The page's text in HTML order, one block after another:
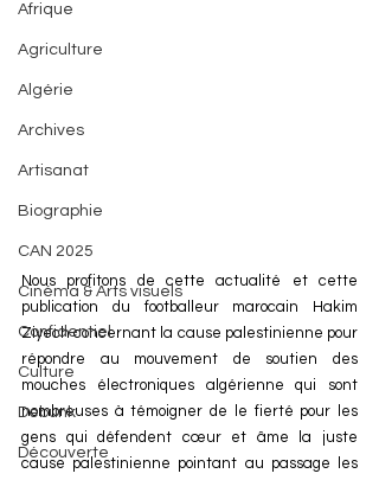
Afrique
Agriculture
Algérie
Archives
Artisanat
Biographie
CAN 2025
Cinéma & Arts visuels
Confidentiel
Culture
Debunk
Découverte
Nous profitons de cette actualité et cette
publication du footballeur marocain Hakim
Ziyech concernant la cause palestinienne pour
répondre au mouvement de soutien des
mouches électroniques algérienne qui sont
nombreuses à témoigner de le fierté pour les
gens qui défendent cœur et âme la juste
cause palestinienne pointant au passage les